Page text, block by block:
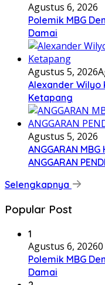
Agustus 6, 2026
Polemik MBG
Damai
Agustus 5, 2026
Alexander Wilyo
Ketapang
Agustus 5, 2026
ANGGARAN MBG
ANGGARAN
Selengkapnya
Popular Post
1
Agustus 6, 2026
Polemik MBG
Damai